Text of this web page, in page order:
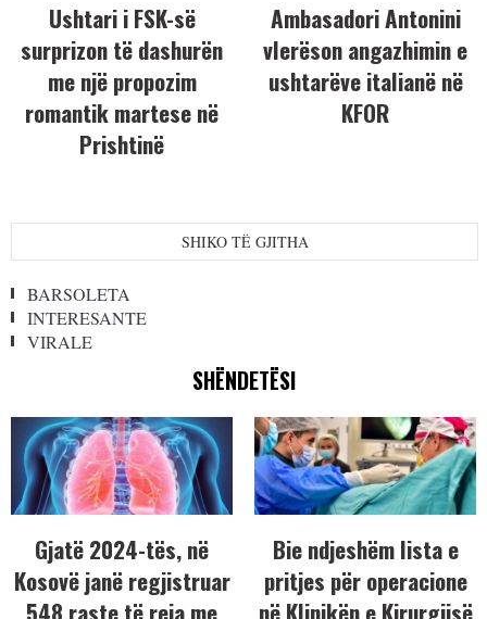
Ushtari i FSK-së
surprizon të dashurën
me një propozim
romantik martese në
Prishtinë
Ambasadori Antonini
vlerëson angazhimin e
ushtarëve italianë në
KFOR
SHIKO TË GJITHA
BARSOLETA
INTERESANTE
VIRALE
SHËNDETËSI
Gjatë 2024-tës, në
Kosovë janë regjistruar
548 raste të reja me
Bie ndjeshëm lista e
pritjes për operacione
në Klinikën e Kirurgjisë